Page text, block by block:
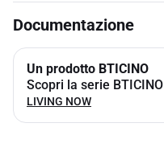
Documentazione
Un prodotto BTICINO
Scopri la serie BTICINO
LIVING NOW